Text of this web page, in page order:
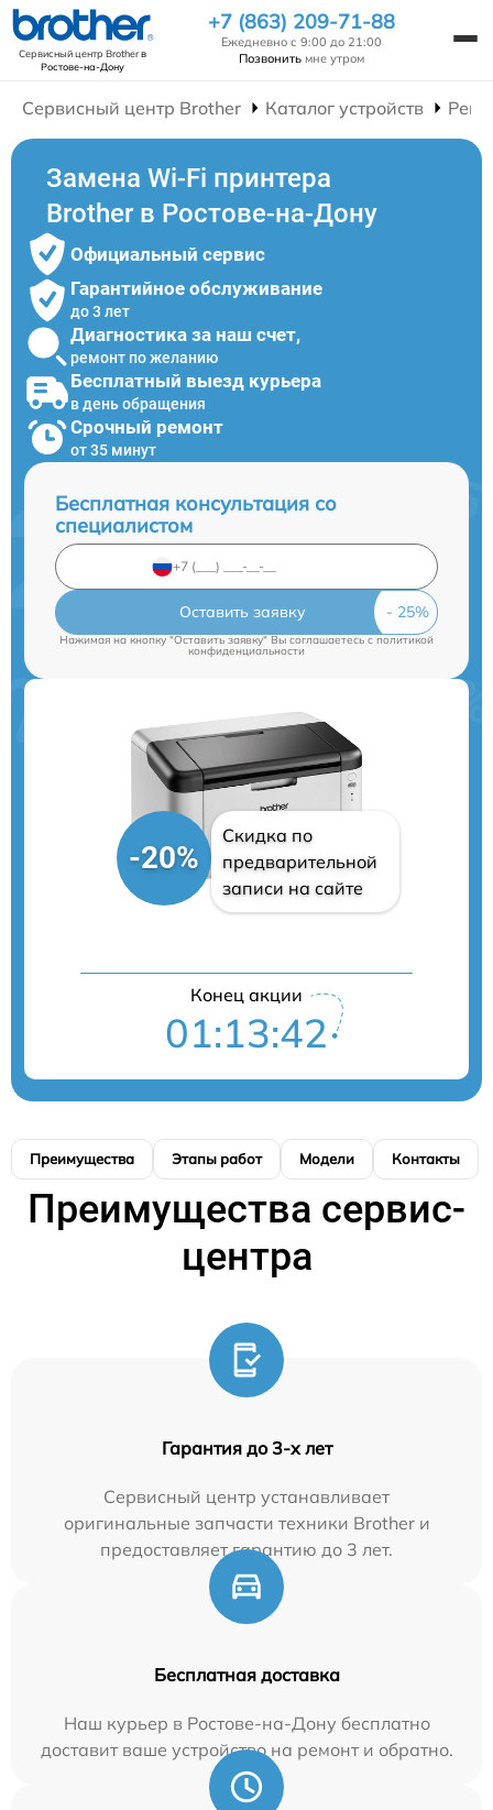
Сервисный центр Brotherв
Ростове-на-Дону
+7 (863) 209-71-88
Ежедневно с 9:00 до 21:00
Позвонить мне утром
Сервисный центр Brother Каталог устройств
Замена Wi-Fi принтера
Brother в Ростове-на-Дону
Официальный сервис
Гарантийное обслуживание
до 3 лет
Диагностика за наш счет,
ремонт по желанию
Бесплатный выезд курьера
в день обращения
Срочный ремонт
от 35 минут
Бесплатная консультация со
специалистом
Оставить заявку
Нажимая на кнопку "Оставить заявку" Вы соглашаетесь cполитикой
конфиденциальности
-20%
Скидка по
предварительной
записи на сайте
Конец акции
01:13:41
Преимущества Этапы работ Модели Контакты
Преимущества сервис-
центра
Гарантия до 3-х лет
Сервисный центр устанавливает
оригинальные запчасти техники Brother и
предоставляет гарантию до 3 лет.
Бесплатная доставка
Наш курьер в Ростове-на-Дону бесплатно
доставит ваше устройство на ремонт и обратно.